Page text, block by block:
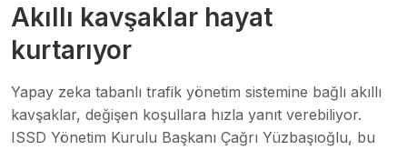
Akıllı kavşaklar hayat
kurtarıyor
Yapay zeka tabanlı trafik yönetim sistemine bağlı akıllı
kavşaklar, değişen koşullara hızla yanıt verebiliyor.
ISSD Yönetim Kurulu Başkanı Çağrı Yüzbaşıoğlu, bu